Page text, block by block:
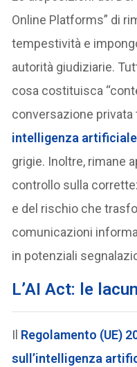
Online Platforms” di
tempestività e
autorità giudiziarie.
cosa costituisca
conversazione
intelligenza artificiale
grigie. Inoltre, rimane
controllo sulla
e del rischio che
comunicazioni
in potenziali
L’AI Act: le
Il Regolamento (UE)
sull’intelligenza